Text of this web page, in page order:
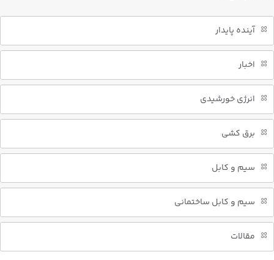
آینده پایدار
اخبار
انرژی خورشیدی
برق کشی
سیم و کابل
سیم و کابل ساختمانی
مقالات